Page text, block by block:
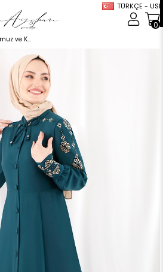
TÜRKÇE - USD
0
3073 Omuz ve Kolları Mine İşlemeli Petrol Ferace